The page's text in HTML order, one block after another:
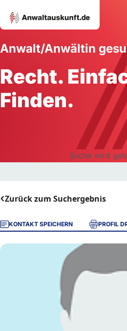
Anwalt/Anwältin
Recht.
Finden.
Suche wird
Zurück zum Suchergebnis
KONTAKT SPEICHERN PROFIL